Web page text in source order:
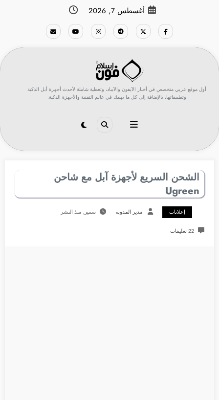
أغسطس 7, 2026
أول موقع عربي متخصص في أخبار الآيفون والآيباد، وتغطية شاملة لأحدث أجهزة أبل الذكية
وتطبيقاتها، بالإضافة إلى كل ما يهمك في عالم التقنية والأجهزة الذكية.
الشحن السريع لأجهزة آبل مع شاحن
Ugreen
إعلانات مدير المدونة سنتين منذ النشر
22 تعليقات